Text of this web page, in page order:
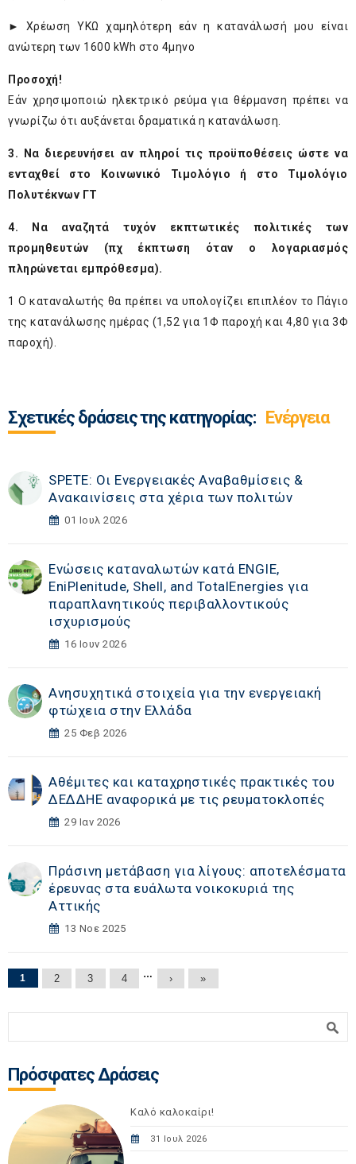
► Χρέωση ΥΚΩ χαμηλότερη εάν η κατανάλωσή μου είναι
ανώτερη των 1600 kWh στο 4μηνο
Προσοχή!
Εάν χρησιμοποιώ ηλεκτρικό ρεύμα για θέρμανση πρέπει να
γνωρίζω ότι αυξάνεται δραματικά η κατανάλωση.
3. Να διερευνήσει αν πληροί τις προϋποθέσεις ώστε να
ενταχθεί στο Κοινωνικό Τιμολόγιο ή στο Τιμολόγιο
Πολυτέκνων ΓΤ
4. Να αναζητά τυχόν εκπτωτικές πολιτικές των
προμηθευτών (πχ έκπτωση όταν ο λογαριασμός
πληρώνεται εμπρόθεσμα).
1 Ο καταναλωτής θα πρέπει να υπολογίζει επιπλέον το Πάγιο
της κατανάλωσης ημέρας (1,52 για 1Φ παροχή και 4,80 για 3Φ
παροχή).
Σχετικές δράσεις της κατηγορίας: Ενέργεια
SPETE: Οι Ενεργειακές Αναβαθμίσεις &
Ανακαινίσεις στα χέρια των πολιτών
01 Ιουλ 2026
Ενώσεις καταναλωτών κατά ENGIE,
EniPlenitude, Shell, and TotalEnergies για
παραπλανητικούς περιβαλλοντικούς
ισχυρισμούς
16 Ιουν 2026
Ανησυχητικά στοιχεία για την ενεργειακή
φτώχεια στην Ελλάδα
25 Φεβ 2026
Αθέμιτες και καταχρηστικές πρακτικές του
ΔΕΔΔΗΕ αναφορικά με τις ρευματοκλοπές
29 Ιαν 2026
Πράσινη μετάβαση για λίγους: αποτελέσματα
έρευνας στα ευάλωτα νοικοκυριά της
Αττικής
13 Νοε 2025
Σελίδες
1 2 3 4 … › »
Πρόσφατες Δράσεις
Καλό καλοκαίρι!
31 Ιουλ 2026